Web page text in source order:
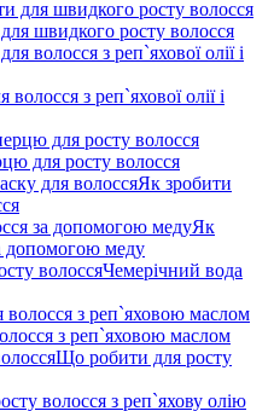
швидкого росту волосся
з реп`яхової олії і
для росту волосся
Як зробити
Як
допомогою меду
Чемерічний вода
з реп`яховою маслом
Що робити для росту